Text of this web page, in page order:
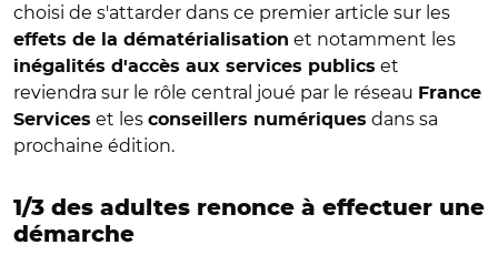
choisi de s'attarder dans ce premier article sur les
effets de la dématérialisation et notamment les
inégalités d'accès aux services publics et
reviendra sur le rôle central joué par le réseau France
Services et les conseillers numériques dans sa
prochaine édition.
1/3 des adultes renonce à effectuer une
démarche